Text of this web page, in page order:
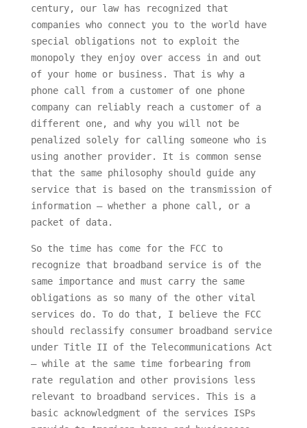
century, our law has recognized that
companies who connect you to the world have
special obligations not to exploit the
monopoly they enjoy over access in and out
of your home or business. That is why a
phone call from a customer of one phone
company can reliably reach a customer of a
different one, and why you will not be
penalized solely for calling someone who is
using another provider. It is common sense
that the same philosophy should guide any
service that is based on the transmission of
information — whether a phone call, or a
packet of data.
So the time has come for the FCC to
recognize that broadband service is of the
same importance and must carry the same
obligations as so many of the other vital
services do. To do that, I believe the FCC
should reclassify consumer broadband service
under Title II of the Telecommunications Act
— while at the same time forbearing from
rate regulation and other provisions less
relevant to broadband services. This is a
basic acknowledgment of the services ISPs